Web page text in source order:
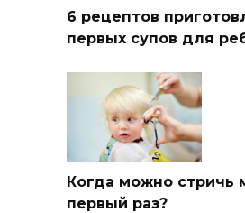
6 рецептов
первых супов для
Когда можно стричь
первый раз?